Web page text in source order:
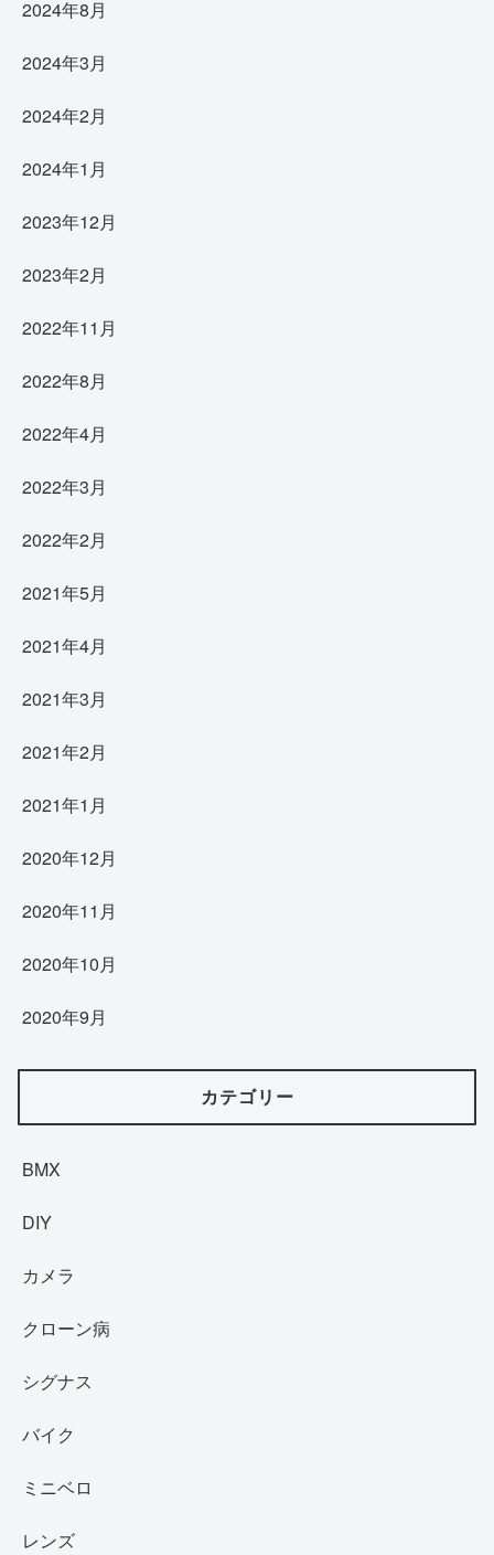
2024年8月
2024年3月
2024年2月
2024年1月
2023年12月
2023年2月
2022年11月
2022年8月
2022年4月
2022年3月
2022年2月
2021年5月
2021年4月
2021年3月
2021年2月
2021年1月
2020年12月
2020年11月
2020年10月
2020年9月
カテゴリー
BMX
DIY
カメラ
クローン病
シグナス
バイク
ミニベロ
レンズ